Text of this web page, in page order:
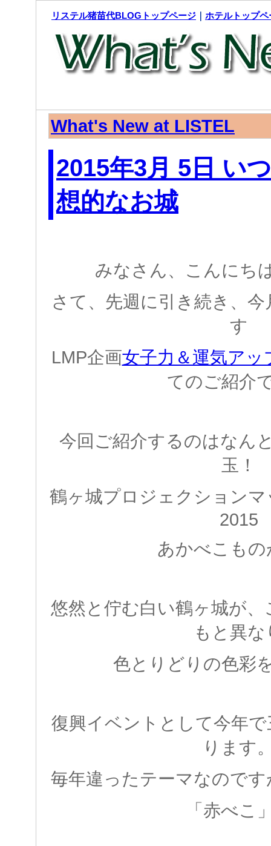
リステル猪苗代BLOGトップページ ｜ ホテルトップペ
What's New at LISTEL
2015年3月 5日 い
想的なお城
みなさん、こんにち
さて、先週に引き続き、
す
LMP企画女子力＆運気アッ
てのご紹介
今回ご紹介するのはなん
玉！
鶴ヶ城プロジェクショ
2015
あかべこも
悠然と佇む白い鶴ヶ城が
もと異な
色とりどりの色彩
復興イベントとして今年
ります
毎年違ったテーマなので
「赤べこ